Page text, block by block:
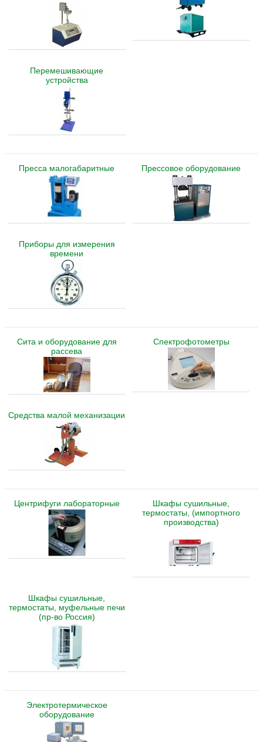
Перемешивающие
устройства
Пресса малогабаритные Прессовое оборудование
Приборы для измерения
времени
Сита и оборудование для
рассева
Спектрофотометры
Средства малой механизации
Центрифуги лабораторные
Шкафы сушильные,
термостаты, (импортного
производства)
Шкафы сушильные,
термостаты, муфельные печи
(пр-во Россия)
Электротермическое
оборудование